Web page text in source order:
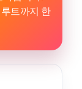
트까지 한